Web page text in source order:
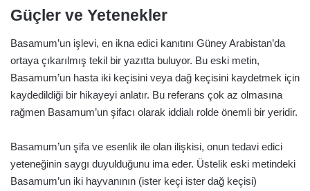
Güçler ve Yetenekler
Basamum’un işlevi, en ikna edici kanıtını Güney Arabistan’da
ortaya çıkarılmış tekil bir yazıtta buluyor. Bu eski metin,
Basamum’un hasta iki keçisini veya dağ keçisini kaydetmek için
kaydedildiği bir hikayeyi anlatır. Bu referans çok az olmasına
rağmen Basamum’un şifacı olarak iddialı rolde önemli bir yeridir.
Basamum’un şifa ve esenlik ile olan ilişkisi, onun tedavi edici
yeteneğinin saygı duyulduğunu ima eder. Üstelik eski metindeki
Basamum’un iki hayvanının (ister keçi ister dağ keçisi)